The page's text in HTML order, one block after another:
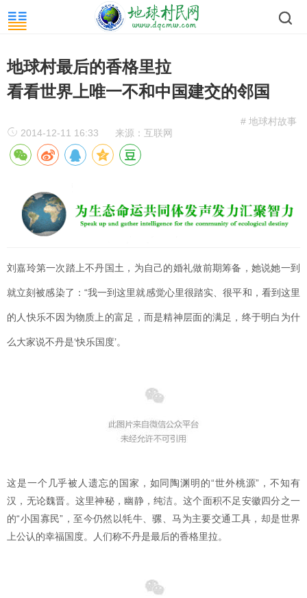
地球村最后的香格里拉
看看世界上唯一不和中国建交的邻国
# 地球村故事
2014-12-11 16:33
来源：互联网
刘嘉玲第一次踏上不丹国土，为自己的婚礼做前期筹备，她说她一到
就立刻被感染了：“我一到这里就感觉心里很踏实、很平和，看到这里
的人快乐不因为物质上的富足，而是精神层面的满足，终于明白为什
么大家说不丹是‘快乐国度’。
这是一个几乎被人遗忘的国家，如同陶渊明的“世外桃源”，不知有
汉，无论魏晋。这里神秘，幽静，纯洁。这个面积不足安徽四分之一
的“小国寡民”，至今仍然以牦牛、骡、马为主要交通工具，却是世界
上公认的幸福国度。人们称不丹是最后的香格里拉。